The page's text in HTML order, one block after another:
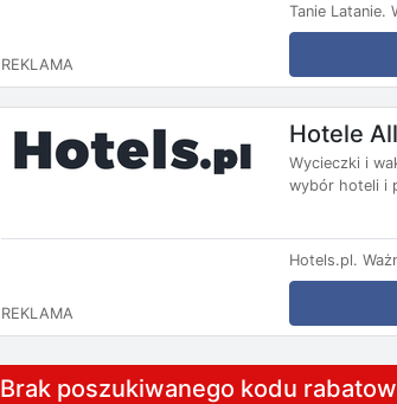
Tanie Latanie.
REKLAMA
Hotele
Wycieczki i
wybór hoteli i
Hotels.pl.
REKLAMA
Brak poszukiwanego kodu